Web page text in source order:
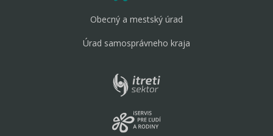
Obecný a mestský úrad
Úrad samosprávneho kraja